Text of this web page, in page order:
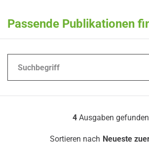
Passende Publikationen
4Ausgaben gefunden
Sortieren nach Neueste